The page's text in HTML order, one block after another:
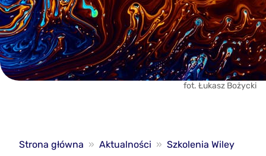
fot. Łukasz Bożycki
Strona główna » Aktualności » Szkolenia Wiley